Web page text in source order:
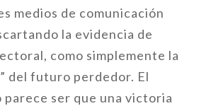
medios de comunicación
la evidencia de
como simplemente la
del futuro perdedor. El
parece ser que una victoria